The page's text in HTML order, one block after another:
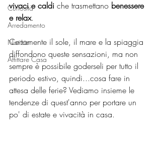
Curiosità
Arredamento
Notizie
Affittare Casa
vivaci e caldi che trasmettano benessere
e relax.
Certamente il sole, il mare e la spiaggia
diffondono queste sensazioni, ma non
sempre è possibile goderseli per tutto il
periodo estivo, quindi...cosa fare in
attesa delle ferie? Vediamo insieme le
tendenze di quest'anno per portare un
po' di estate e vivacità in casa.